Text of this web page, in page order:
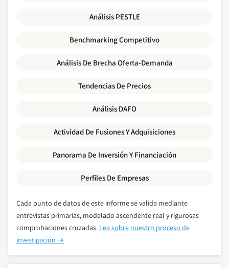
Análisis PESTLE
Benchmarking Competitivo
Análisis De Brecha Oferta-Demanda
Tendencias De Precios
Análisis DAFO
Actividad De Fusiones Y Adquisiciones
Panorama De Inversión Y Financiación
Perfiles De Empresas
Cada punto de datos de este informe se valida mediante
entrevistas primarias, modelado ascendente real y rigurosas
comprobaciones cruzadas. Lea sobre nuestro proceso de
investigación →